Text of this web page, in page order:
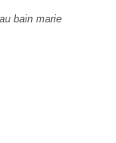
bain marie